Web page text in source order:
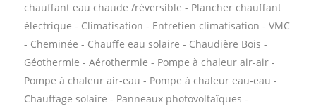
chauffant eau chaude /réversible - Plancher chauffant
électrique - Climatisation - Entretien climatisation - VMC
- Cheminée - Chauffe eau solaire - Chaudière Bois -
Géothermie - Aérothermie - Pompe à chaleur air-air -
Pompe à chaleur air-eau - Pompe à chaleur eau-eau -
Chauffage solaire - Panneaux photovoltaïques -